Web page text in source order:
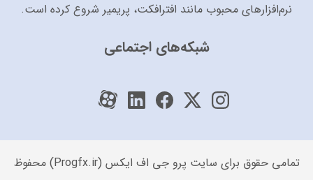
نرم‌افزارهای محبوب مانند افترافکت، پریمیر شروع کرده است.
شبکه‌های اجتماعی
تمامی حقوق برای سایت پرو جی اف ایکس (Progfx.ir) محفوظ